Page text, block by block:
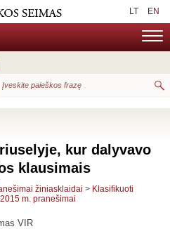
LT EN
kur dalyvavo
klausimais
žiniasklaidai > Klasifikuoti
2015 m. pranešimai
VIR